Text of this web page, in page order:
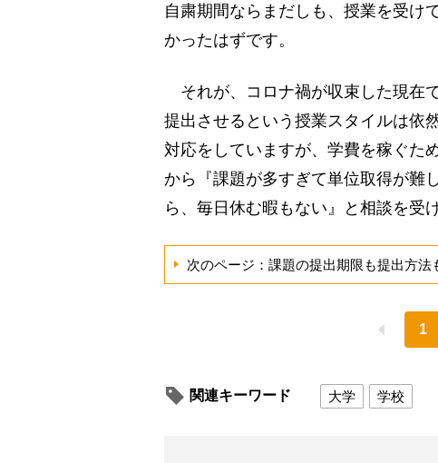
自粛期間ならまだしも、授業を受け
かったはずです。
それが、コロナ禍が収束した現在
提出させるという授業スタイルは依
対応をしていますが、学費を稼ぐた
から『課題が多すぎて単位取得が難
ら、毎日休む暇もない』と相談を受
次のページ：課題の提出期限も提出方法
1
関連キーワード 大学 学校